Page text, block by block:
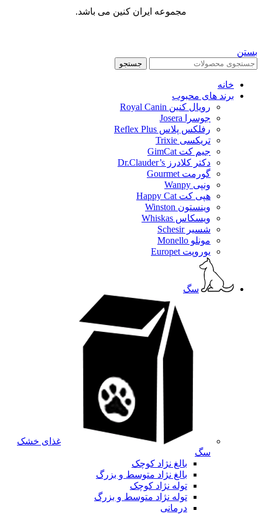
مجموعه ایران کنین می باشد.
بستن
جستجو
خانه
برند های محبوب
رویال کنین Royal Canin
جوسرا Josera
رفلکس پلاس Reflex Plus
تریکسی Trixie
جیم کت GimCat
دکتر کلادرز Dr.Clauder’s
گورمت Gourmet
ونپی Wanpy
هپی کت Happy Cat
وینستون Winston
ویسکاس Whiskas
شسیر Schesir
مونلو Monello
یوروپت Europet
سگ
غذای خشک
سگ
بالغ نژاد کوچک
بالغ نژاد متوسط و بزرگ
توله نژاد کوچک
توله نژاد متوسط و بزرگ
درمانی